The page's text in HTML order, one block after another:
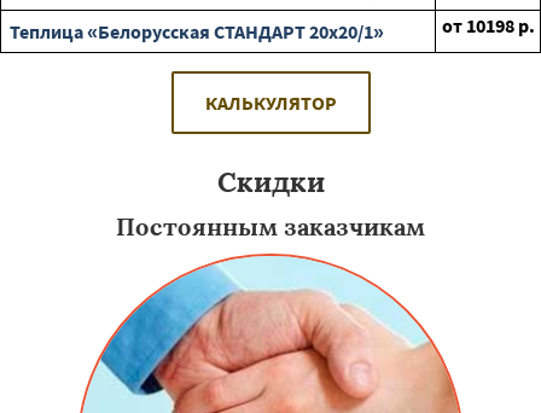
Теплица «Белорусская СТАНДАРТ 20х20/1»
от 10198 р.
КАЛЬКУЛЯТОР
Скидки
Постоянным заказчикам